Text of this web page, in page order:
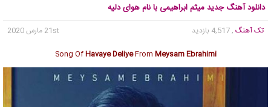
دانلود آهنگ جدید میثم ابراهیمی با نام هوای دلیه
تک آهنگ , 4,517 بازدید
21st مارس 2020
Song OfHavaye DeliyeFrom Meysam Ebrahimi